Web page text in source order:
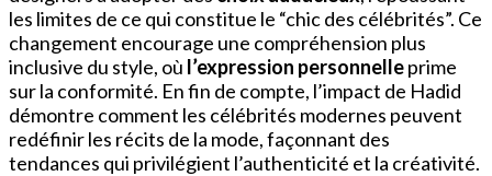
les limites de ce qui constitue le “chic des célébrités”. Ce
changement encourage une compréhension plus
inclusive du style, où l’expression personnelleprime
sur la conformité. En fin de compte, l’impact de Hadid
démontre comment les célébrités modernes peuvent
redéfinir les récits de la mode, façonnant des
tendances qui privilégient l’authenticité et la créativité.